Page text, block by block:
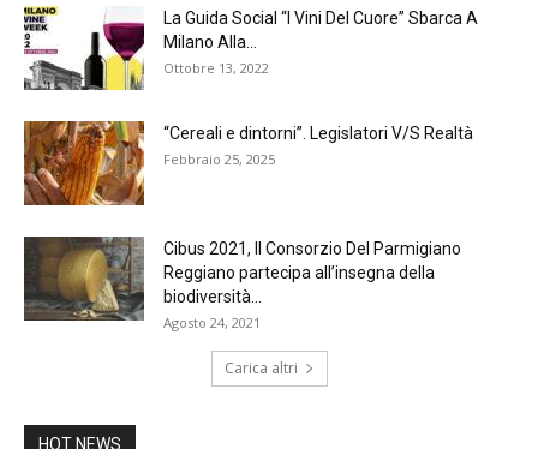
La Guida Social “I Vini Del Cuore” Sbarca A
Milano Alla...
Ottobre 13, 2022
“Cereali e dintorni”. Legislatori V/S Realtà
Febbraio 25, 2025
Cibus 2021, Il Consorzio Del Parmigiano
Reggiano partecipa all’insegna della
biodiversità...
Agosto 24, 2021
Carica altri
HOT NEWS